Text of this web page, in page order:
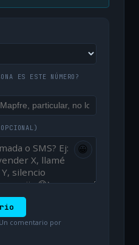
ES ESTE NÚMERO?
😀
Un comentario por